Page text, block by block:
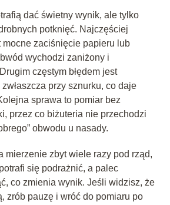
dać świetny wynik, ale tylko
potknięć. Najczęściej
mocne zaciśnięcie papieru lub
wychodzi zaniżony i
częstym błędem jest
przy sznurku, co daje
sprawa to pomiar bez
przez co biżuteria nie przechodzi
obwodu u nasady.
mierzenie zbyt wiele razy pod rząd,
się podrażnić, a palec
co zmienia wynik. Jeśli widzisz, że
zrób pauzę i wróć do pomiaru po